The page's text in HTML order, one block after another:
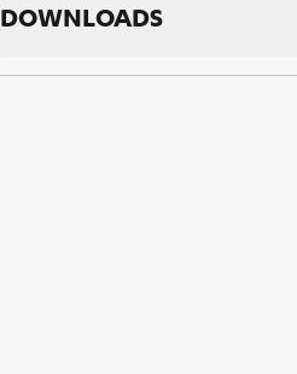
DOWNLOADS